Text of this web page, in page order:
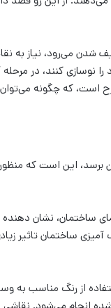
شدن می‌رود، نیاز به
نوسازی کنند، در
است، که چگونه می‌‌توان
این است که
ساختمان، نشان
ساختمان تاثیر
از رنگ مناسب به